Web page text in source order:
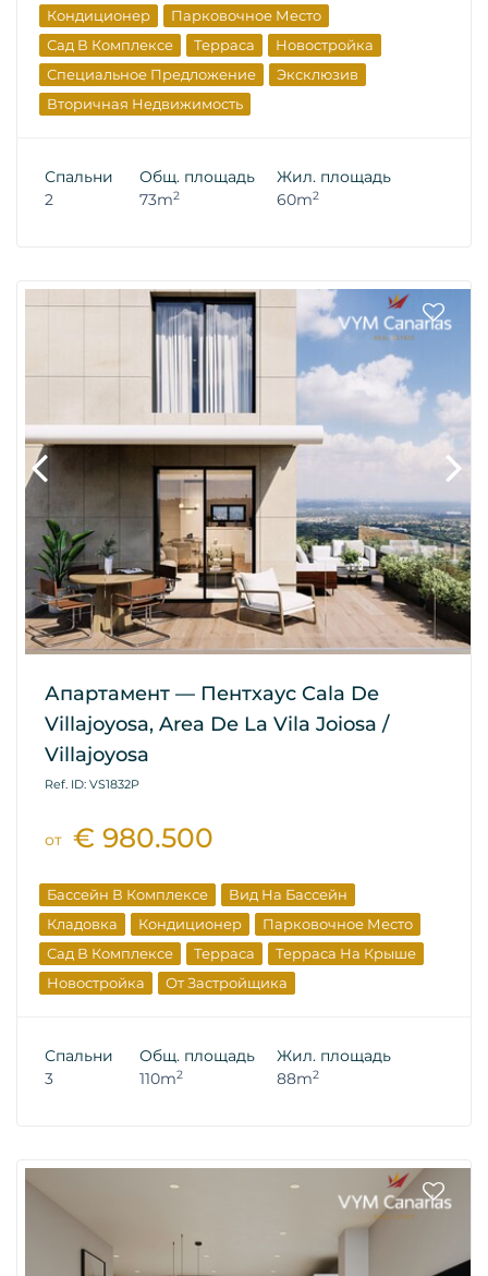
Кондиционер
Парковочное Место
Сад В Комплексе
Терраса
Новостройка
Специальное Предложение
Эксклюзив
Вторичная Недвижимость
Спальни
2
Общ. площадь
73m2
Жил. площадь
60m2
Апартамент — Пентхаус Cala De
Villajoyosa, Area De La Vila Joiosa /
Villajoyosa
Ref. ID: VS1832P
от € 980.500
Бассейн В Комплексе
Вид На Бассейн
Кладовка
Кондиционер
Парковочное Место
Сад В Комплексе
Терраса
Терраса На Крыше
Новостройка
От Застройщика
Спальни
3
Общ. площадь
110m2
Жил. площадь
88m2